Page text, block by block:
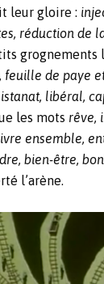
leur gloire :
réduction de
grognements
feuille de paye
libéral,
les mots rêve,
ensemble,
bien-être,
l’arène.